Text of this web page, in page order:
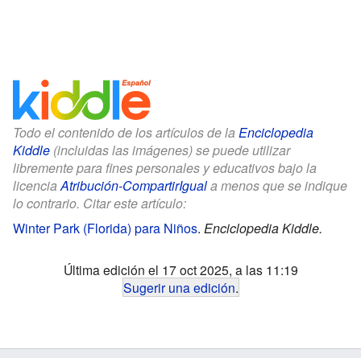
Todo el contenido de los artículos de la Enciclopedia
Kiddle (incluidas las imágenes) se puede utilizar
libremente para fines personales y educativos bajo la
licenciaAtribución-CompartirIguala menos que se indique
lo contrario. Citar este artículo:
Winter Park (Florida) para Niños. Enciclopedia Kiddle.
Última edición el 17 oct 2025, a las 11:19
Sugerir una edición.